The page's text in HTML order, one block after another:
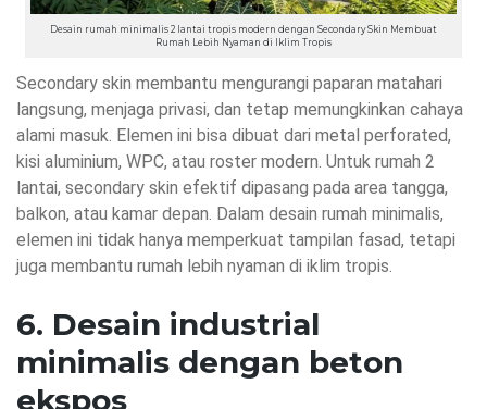
Desain rumah minimalis 2 lantai tropis modern dengan Secondary Skin Membuat
Rumah Lebih Nyaman di Iklim Tropis
Secondary skin membantu mengurangi paparan matahari
langsung, menjaga privasi, dan tetap memungkinkan cahaya
alami masuk. Elemen ini bisa dibuat dari metal perforated,
kisi aluminium, WPC, atau roster modern. Untuk rumah 2
lantai, secondary skin efektif dipasang pada area tangga,
balkon, atau kamar depan. Dalam desain rumah minimalis,
elemen ini tidak hanya memperkuat tampilan fasad, tetapi
juga membantu rumah lebih nyaman di iklim tropis.
6. Desain industrial
minimalis dengan beton
ekspos